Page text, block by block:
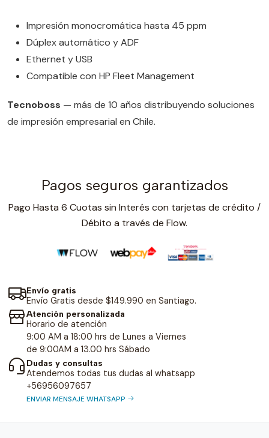
Impresión monocromática hasta 45 ppm
Dúplex automático y ADF
Ethernet y USB
Compatible con HP Fleet Management
Tecnoboss — más de 10 años distribuyendo soluciones
de impresión empresarial en Chile.
Pagos seguros garantizados
Pago Hasta 6 Cuotas sin Interés con tarjetas de crédito /
Débito a través de Flow.
Envío gratis
Envío Gratis desde $149.990 en Santiago.
Atención personalizada
Horario de atención
9:00 AM a 18:00 hrs de Lunes a Viernes
de 9:00AM a 13.00 hrs Sábado
Dudas y consultas
Atendemos todas tus dudas al whatsapp
+56956097657
ENVIAR MENSAJE WHATSAPP